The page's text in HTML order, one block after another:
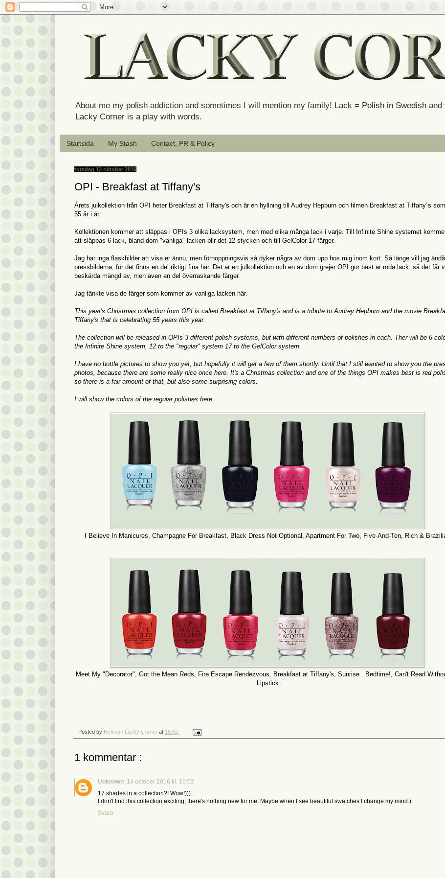
About me my polish addiction and sometimes I will mention my family! Lack = Polish in Swedish
Lacky Corner is a play with words.
Startsida My Stash Contact, PR & Policy
torsdag 13 oktober 2016
OPI - Breakfast at Tiffany's
Årets julkollektion från OPI heter Breakfast at Tiffany's och är en hyllning till Audrey Hepburn och filmen Breakfast at Tiffany´s
55 år i år.
Kollektionen kommer att släppas i OPIs 3 olika lacksystem, men med olika många lack i varje. Till Infinite Shine systemet
att släppas 6 lack, bland dom "vanliga" lacken blir det 12 stycken och till GelColor 17 färger.
Jag har inga flaskbilder att visa er ännu, men förhoppningsvis så dyker några av dom upp hos mig inom kort. Så länge vill jag
pressbilderna, för det finns en del riktigt fina här. Det är en julkollektion och en av dom grejer OPI gör bäst är röda lack, så det får
beskärda mängd av, men även en del överraskande färger.
Jag tänkte visa de färger som kommer av vanliga lacken här.
This year's Christmas collection from OPI is called Breakfast at Tiffany's and is a tribute to Audrey Hepburn and the movie
Tiffany's that is celebrating 55 years this year.
The collection will be released in OPIs 3 different polish systems, but with different numbers of polishes in each. Ther will be 6
the Infinite Shine system, 12 to the "regular" system 17 to the GelColor system.
I have no bottle pictures to show you yet, but hopefully it will get a few of them shortly. Until that I still wanted to show you the
photos, because there are some really nice once here. It's a Christmas collection and one of the things OPI makes best is red
so there is a fair amount of that, but also some surprising colors.
I will show the colors of the regular polishes here.
I Believe In Manicures, Champagne For Breakfast, Black Dress Not Optional, Apartment For Two, Five-And-Ten, Rich &
Meet My "Decorator", Got the Mean Reds, Fire Escape Rendezvous, Breakfast at Tiffany's, Sunrise...Bedtime!, Can't Read
Lipstick
Posted by Helena / Lacky Corner at 16:52
1 kommentar :
Unknown 14 oktober 2016 kl. 10:02
17 shades in a collection?! Wow!)))
I don't find this collection exciting, there's nothing new for me. Maybe when I see beautiful swatches I change my mind.)
Svara